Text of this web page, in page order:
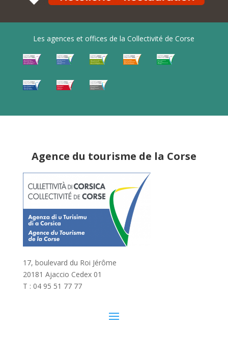
Les agences et offices de la Collectivité de Corse
Agence du tourisme de la Corse
17, boulevard du Roi Jérôme
20181 Ajaccio Cedex 01
T : 04 95 51 77 77